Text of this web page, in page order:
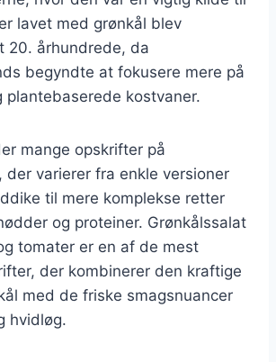
lavet med grønkål blev
20. århundrede, da
begyndte at fokusere mere på
plantebaserede kostvaner.
mange opskrifter på
der varierer fra enkle versioner
til mere komplekse retter
og proteiner. Grønkålssalat
tomater er en af de mest
der kombinerer den kraftige
med de friske smagsnuancer
hvidløg.